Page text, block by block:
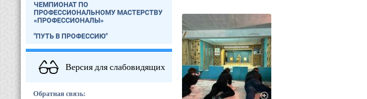
ЧЕМПИОНАТ ПО
ПРОФЕССИОНАЛЬНОМУ МАСТЕРСТВУ
«ПРОФЕССИОНАЛЫ»
"ПУТЬ В ПРОФЕССИЮ"
Версия для слабовидящих
Обратная связь: